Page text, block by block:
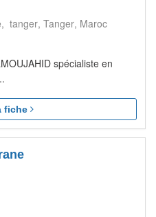
tanger Tanger Maroc
spécialiste en
fiche